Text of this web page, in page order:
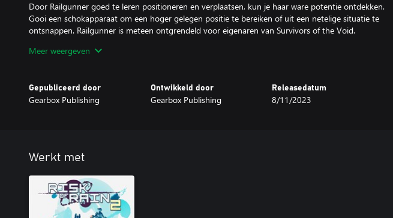
Door Railgunner goed te leren positioneren en verplaatsen, kun je haar ware potentie ontdekken.
Gooi een schokapparaat om een hoger gelegen positie te bereiken of uit een netelige situatie te
ontsnappen. Railgunner is meteen ontgrendeld voor eigenaren van Survivors of the Void.
Overlevende 2: oogst het bederf met de Void Fiend
is de tweede nieuwe overlevende in Survivors of the Void. Terwijl het bederf je in zijn macht krijgt,
vervormen vaardigheden korte tijd tot krachtigere aanvallen.
ontketen de Void Fiend. Ontgrendel de Void Fiend door het hoofd te bieden aan een nieuwe
dreiging in Survivors of the Void.
Gebruik krachtige Void-items
Laat het bederf bekende items aantasten en ontgrendel nieuwe krachten! Als je een van de 14
Void-items ontvangt, veranderen alle normale versies van dat item permanent. Het bederf geeft je
Meer weergeven
Gepubliceerd door
Gearbox Publishing
Ontwikkeld door
Gearbox Publishing
Releasedatum
8/11/2023
Werkt met